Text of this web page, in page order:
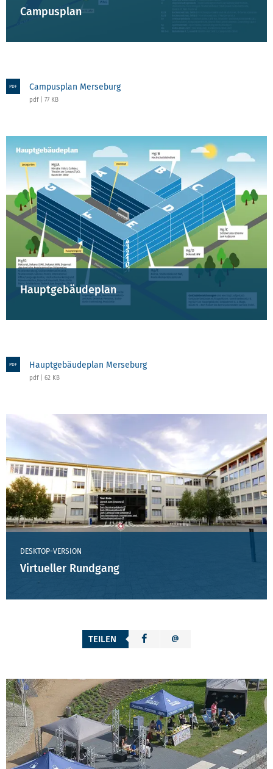
Campusplan
PDF Campusplan Merseburg
pdf | 77 KB
Hauptgebäudeplan
PDF Hauptgebäudeplan Merseburg
pdf | 62 KB
DESKTOP-VERSION
Virtueller Rundgang
TEILEN
WEITERE KONTAKTMÖGLICHKEITEN